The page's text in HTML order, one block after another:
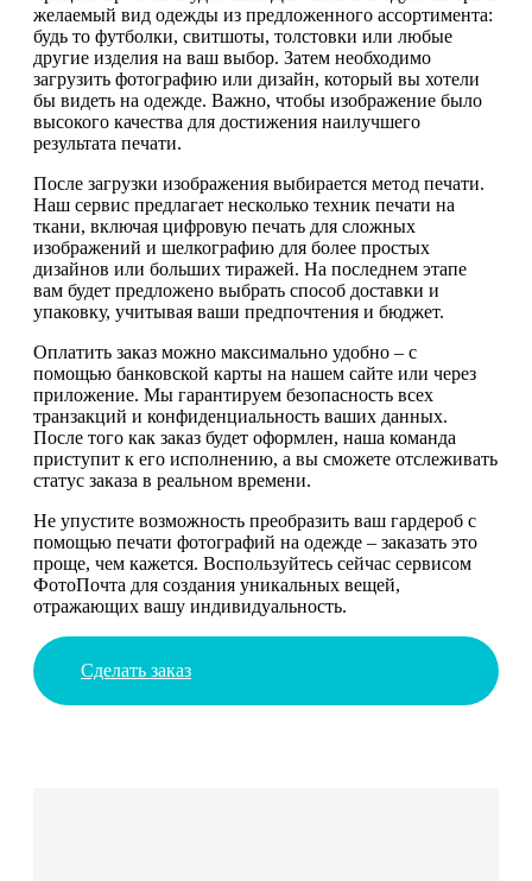
желаемый вид одежды из предложенного ассортимента:
будь то футболки, свитшоты, толстовки или любые
другие изделия на ваш выбор. Затем необходимо
загрузить фотографию или дизайн, который вы хотели
бы видеть на одежде. Важно, чтобы изображение было
высокого качества для достижения наилучшего
результата печати.
После загрузки изображения выбирается метод печати.
Наш сервис предлагает несколько техник печати на
ткани, включая цифровую печать для сложных
изображений и шелкографию для более простых
дизайнов или больших тиражей. На последнем этапе
вам будет предложено выбрать способ доставки и
упаковку, учитывая ваши предпочтения и бюджет.
Оплатить заказ можно максимально удобно – с
помощью банковской карты на нашем сайте или через
приложение. Мы гарантируем безопасность всех
транзакций и конфиденциальность ваших данных.
После того как заказ будет оформлен, наша команда
приступит к его исполнению, а вы сможете отслеживать
статус заказа в реальном времени.
Не упустите возможность преобразить ваш гардероб с
помощью печати фотографий на одежде – заказать это
проще, чем кажется. Воспользуйтесь сейчас сервисом
ФотоПочта для создания уникальных вещей,
отражающих вашу индивидуальность.
Сделать заказ